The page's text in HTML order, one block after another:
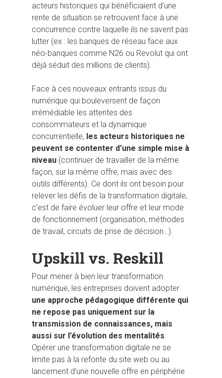
acteurs historiques qui bénéficiaient d’une
rente de situation se retrouvent face à une
concurrence contre laquelle ils ne savent pas
lutter (ex : les banques de réseau face aux
néo-banques comme N26 ou Revolut qui ont
déjà séduit des millions de clients).
Face à ces nouveaux entrants issus du
numérique qui bouleversent de façon
irrémédiable les attentes des
consommateurs et la dynamique
concurrentielle, les acteurs historiques ne
peuvent se contenter d’une simple mise à
niveau (continuer de travailler de la même
façon, sur la même offre, mais avec des
outils différents). Ce dont ils ont besoin pour
relever les défis de la transformation digitale,
c’est de faire évoluer leur offre et leur mode
de fonctionnement (organisation, méthodes
de travail, circuits de prise de décision…).
Upskill vs. Reskill
Pour mener à bien leur transformation
numérique, les entreprises doivent adopter
une approche pédagogique différente qui
ne repose pas uniquement sur la
transmission de connaissances, mais
aussi sur l’évolution des mentalités
Opérer une transformation digitale ne se
limite pas à la refonte du site web ou au
lancement d’une nouvelle offre en périphérie